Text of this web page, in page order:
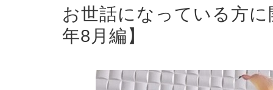
お世話になっている方
年8月編】